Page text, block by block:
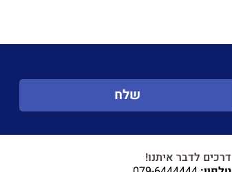
שלח
דרכים לדבר איתנו!